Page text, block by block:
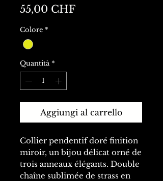
55,00 CHFPrezzo
Colore *
Quantità *
Aggiungi al carrello
Collier pendentif doré finition
miroir, un bijou délicat orné de
trois anneaux élégants. Double
chaîne sublimée de strass en